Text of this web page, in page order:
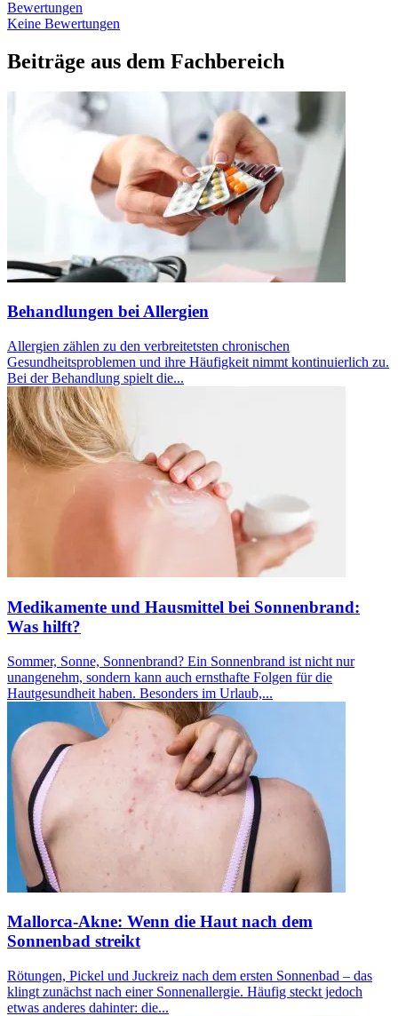
Bewertungen
Keine Bewertungen
Beiträge aus dem Fachbereich
Behandlungen bei Allergien
Allergien zählen zu den verbreitetsten chronischen
Gesundheitsproblemen und ihre Häufigkeit nimmt kontinuierlich zu.
Bei der Behandlung spielt die...
Medikamente und Hausmittel bei Sonnenbrand:
Was hilft?
Sommer, Sonne, Sonnenbrand? Ein Sonnenbrand ist nicht nur
unangenehm, sondern kann auch ernsthafte Folgen für die
Hautgesundheit haben. Besonders im Urlaub,...
Mallorca-Akne: Wenn die Haut nach dem
Sonnenbad streikt
Rötungen, Pickel und Juckreiz nach dem ersten Sonnenbad – das
klingt zunächst nach einer Sonnenallergie. Häufig steckt jedoch
etwas anderes dahinter: die...